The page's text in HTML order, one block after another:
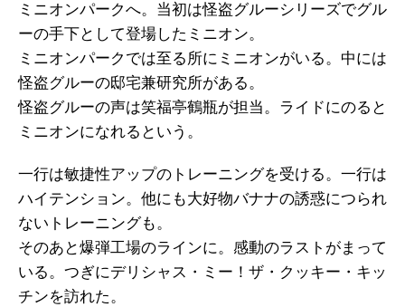
ミニオンパークへ。当初は怪盗グルーシリーズでグル
ーの手下として登場したミニオン。
ミニオンパークでは至る所にミニオンがいる。中には
怪盗グルーの邸宅兼研究所がある。
怪盗グルーの声は笑福亭鶴瓶が担当。ライドにのると
ミニオンになれるという。
一行は敏捷性アップのトレーニングを受ける。一行は
ハイテンション。他にも大好物バナナの誘惑につられ
ないトレーニングも。
そのあと爆弾工場のラインに。感動のラストがまって
いる。つぎにデリシャス・ミー！ザ・クッキー・キッ
チンを訪れた。